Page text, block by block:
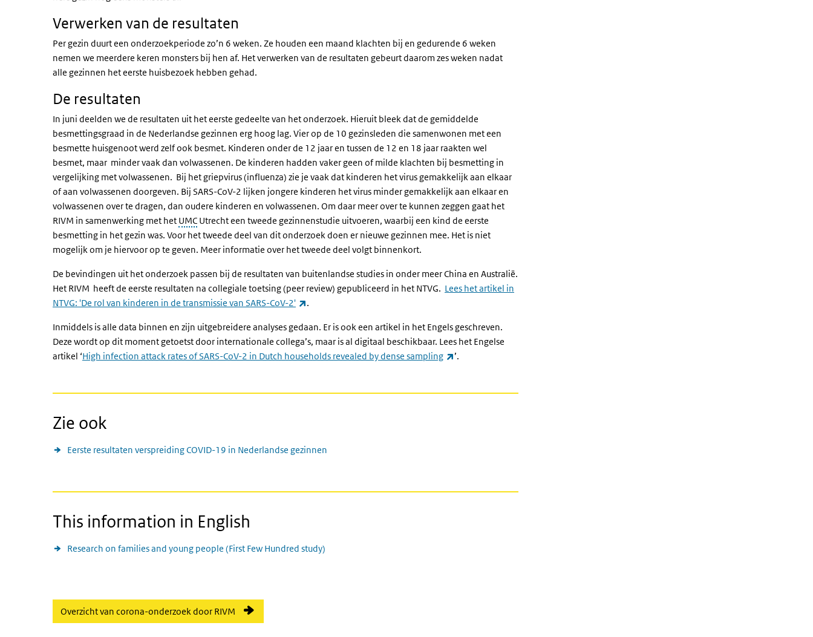
Verwerken van de resultaten
Per gezin duurt een onderzoekperiode zo’n 6 weken. Ze houden een maand klachten bij en gedurende 6 weken
nemen we meerdere keren monsters bij hen af. Het verwerken van de resultaten gebeurt daarom zes weken nadat
alle gezinnen het eerste huisbezoek hebben gehad.
De resultaten
In juni deelden we de resultaten uit het eerste gedeelte van het onderzoek. Hieruit bleek dat de gemiddelde
besmettingsgraad in de Nederlandse gezinnen erg hoog lag. Vier op de 10 gezinsleden die samenwonen met een
besmette huisgenoot werd zelf ook besmet. Kinderen onder de 12 jaar en tussen de 12 en 18 jaar raakten wel
besmet, maar minder vaak dan volwassenen. De kinderen hadden vaker geen of milde klachten bij besmetting in
vergelijking met volwassenen. Bij het griepvirus (influenza) zie je vaak dat kinderen het virus gemakkelijk aan elkaar
of aan volwassenen doorgeven. Bij SARS-CoV-2 lijken jongere kinderen het virus minder gemakkelijk aan elkaar en
volwassenen over te dragen, dan oudere kinderen en volwassenen. Om daar meer over te kunnen zeggen gaat het
RIVM in samenwerking met het UMC Utrecht een tweede gezinnenstudie uitvoeren, waarbij een kind de eerste
besmetting in het gezin was. Voor het tweede deel van dit onderzoek doen er nieuwe gezinnen mee. Het is niet
mogelijk om je hiervoor op te geven. Meer informatie over het tweede deel volgt binnenkort.
De bevindingen uit het onderzoek passen bij de resultaten van buitenlandse studies in onder meer China en Australië.
Het RIVM heeft de eerste resultaten na collegiale toetsing (peer review) gepubliceerd in het NTVG. Lees het artikel in
NTVG: 'De rol van kinderen in de transmissie van SARS-CoV-2'
(externe link)
.
Inmiddels is alle data binnen en zijn uitgebreidere analyses gedaan. Er is ook een artikel in het Engels geschreven.
Deze wordt op dit moment getoetst door internationale collega’s, maar is al digitaal beschikbaar. Lees het Engelse
artikel ‘High infection attack rates of SARS-CoV-2 in Dutch households revealed by dense sampling (externe link)
’.
Zie ook
Eerste resultaten verspreiding COVID-19 in Nederlandse gezinnen
This information in English
Research on families and young people (First Few Hundred study)
Overzicht van corona-onderzoek door RIVM